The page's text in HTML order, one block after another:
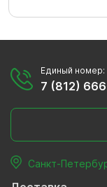
Единый номер:
7 (812)
Санкт-